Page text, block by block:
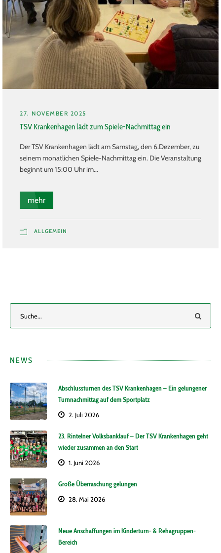
27. NOVEMBER 2025
TSV Krankenhagen lädt zum Spiele-Nachmittag ein
Der TSV Krankenhagen lädt am Samstag, den 6.Dezember, zu
seinem monatlichen Spiele-Nachmittag ein. Die Veranstaltung
beginnt um 15:00 Uhr im...
mehr
ALLGEMEIN
NEWS
Abschlussturnen des TSV Krankenhagen – Ein gelungener
Turnnachmittag auf dem Sportplatz
2. Juli 2026
23. Rintelner Volksbanklauf – Der TSV Krankenhagen geht
wieder zusammen an den Start
1. Juni 2026
Große Überraschung gelungen
28. Mai 2026
Neue Anschaffungen im Kinderturn- & Rehagruppen-
Bereich